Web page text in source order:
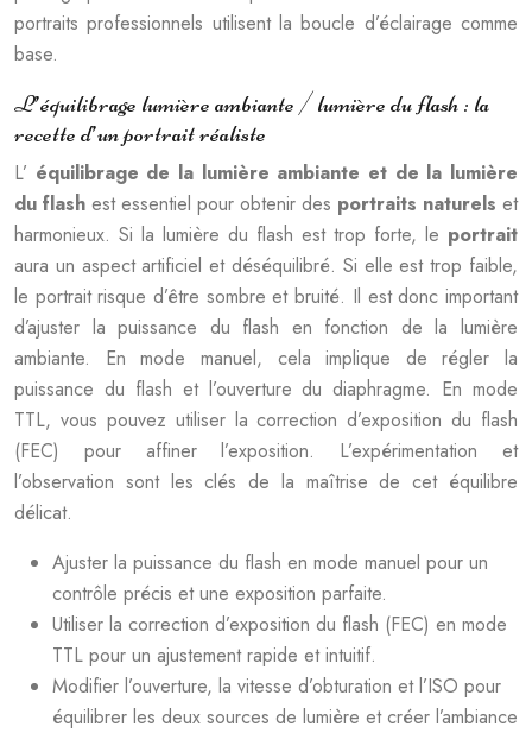
portraits professionnels utilisent la boucle d’éclairage comme
base.
L’équilibrage lumière ambiante / lumière du flash : la
recette d’un portrait réaliste
L’ équilibrage de la lumière ambiante et de la lumière
du flash est essentiel pour obtenir des portraits naturels et
harmonieux. Si la lumière du flash est trop forte, le portrait
aura un aspect artificiel et déséquilibré. Si elle est trop faible,
le portrait risque d’être sombre et bruité. Il est donc important
d’ajuster la puissance du flash en fonction de la lumière
ambiante. En mode manuel, cela implique de régler la
puissance du flash et l’ouverture du diaphragme. En mode
TTL, vous pouvez utiliser la correction d’exposition du flash
(FEC) pour affiner l’exposition. L’expérimentation et
l’observation sont les clés de la maîtrise de cet équilibre
délicat.
Ajuster la puissance du flash en mode manuel pour un
contrôle précis et une exposition parfaite.
Utiliser la correction d’exposition du flash (FEC) en mode
TTL pour un ajustement rapide et intuitif.
Modifier l’ouverture, la vitesse d’obturation et l’ISO pour
équilibrer les deux sources de lumière et créer l’ambiance